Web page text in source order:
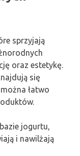
sprzyjają
oraz estetykę.
się
łatwo
jogurtu,
i nawilżają